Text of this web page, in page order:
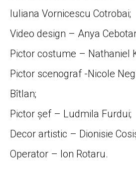
Iuliana Vornicescu Cotrobai;
Video design – Anya
Pictor costume – Nathaniel
Pictor scenograf-Nicole
Bîtlan;
Pictor șef– Ludmila Furdui;
Decor artistic – Dionisie
Operator – Ion Rotaru.